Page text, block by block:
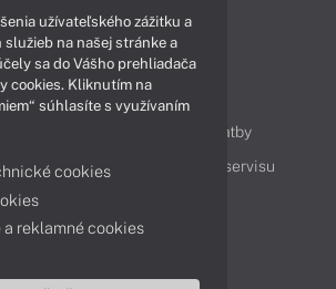
Technológie
Videá
Obsah
Možnosti doručenia a platby
Servisné služby Cenník servisu
Kontakty
771 Obchodné oddelenie
užívateľského zážitku a
na našej stránke a
sa do Vášho prehliadača
cookies. Kliknutím na
súhlasíte s využívaním
cookies
reklamné cookies